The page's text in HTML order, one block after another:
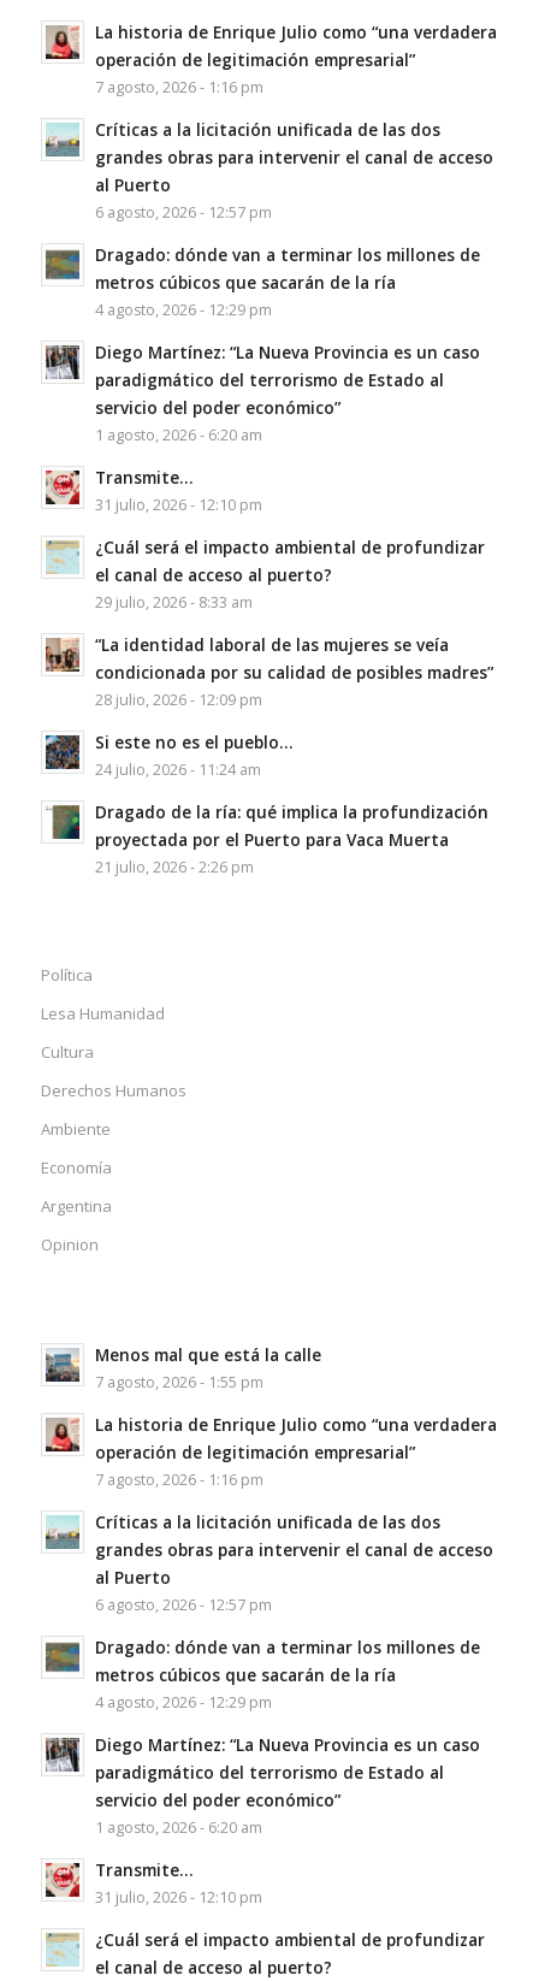
La historia de Enrique Julio como “una verdadera
operación de legitimación empresarial”
7 agosto, 2026 - 1:16 pm
Críticas a la licitación unificada de las dos
grandes obras para intervenir el canal de acceso
al Puerto
6 agosto, 2026 - 12:57 pm
Dragado: dónde van a terminar los millones de
metros cúbicos que sacarán de la ría
4 agosto, 2026 - 12:29 pm
Diego Martínez: “La Nueva Provincia es un caso
paradigmático del terrorismo de Estado al
servicio del poder económico”
1 agosto, 2026 - 6:20 am
Transmite…
31 julio, 2026 - 12:10 pm
¿Cuál será el impacto ambiental de profundizar
el canal de acceso al puerto?
29 julio, 2026 - 8:33 am
“La identidad laboral de las mujeres se veía
condicionada por su calidad de posibles madres”
28 julio, 2026 - 12:09 pm
Si este no es el pueblo…
24 julio, 2026 - 11:24 am
Dragado de la ría: qué implica la profundización
proyectada por el Puerto para Vaca Muerta
21 julio, 2026 - 2:26 pm
Política
Lesa Humanidad
Cultura
Derechos Humanos
Ambiente
Economía
Argentina
Opinion
Menos mal que está la calle
7 agosto, 2026 - 1:55 pm
La historia de Enrique Julio como “una verdadera
operación de legitimación empresarial”
7 agosto, 2026 - 1:16 pm
Críticas a la licitación unificada de las dos
grandes obras para intervenir el canal de acceso
al Puerto
6 agosto, 2026 - 12:57 pm
Dragado: dónde van a terminar los millones de
metros cúbicos que sacarán de la ría
4 agosto, 2026 - 12:29 pm
Diego Martínez: “La Nueva Provincia es un caso
paradigmático del terrorismo de Estado al
servicio del poder económico”
1 agosto, 2026 - 6:20 am
Transmite…
31 julio, 2026 - 12:10 pm
¿Cuál será el impacto ambiental de profundizar
el canal de acceso al puerto?